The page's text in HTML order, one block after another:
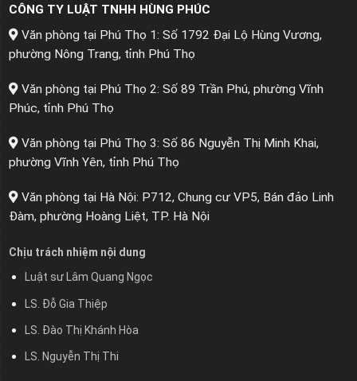
CÔNG TY LUẬT TNHH HÙNG PHÚC
Văn phòng tại Phú Thọ 1: Số 1792 Đại Lộ Hùng Vương,
phường Nông Trang, tỉnh Phú Thọ
Văn phòng tại Phú Thọ 2: Số 89 Trần Phú, phường Vĩnh
Phúc, tỉnh Phú Thọ
Văn phòng tại Phú Thọ 3: Số 86 Nguyễn Thị Minh Khai,
phường Vĩnh Yên, tỉnh Phú Thọ
Văn phòng tại Hà Nội: P712, Chung cư VP5, Bán đảo Linh
Đàm, phường Hoàng Liệt, TP. Hà Nội
Chịu trách nhiệm nội dung
Luật sư Lâm Quang Ngọc
LS. Đỗ Gia Thiệp
LS. Đào Thị Khánh Hòa
LS. Nguyễn Thị Thi